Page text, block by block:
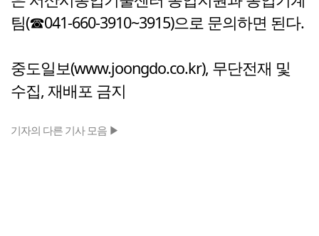
팀(☎041-660-3910~3915)으로 문의하면 된다.
중도일보(www.joongdo.co.kr), 무단전재 및
수집, 재배포 금지
기자의 다른 기사 모음 ▶